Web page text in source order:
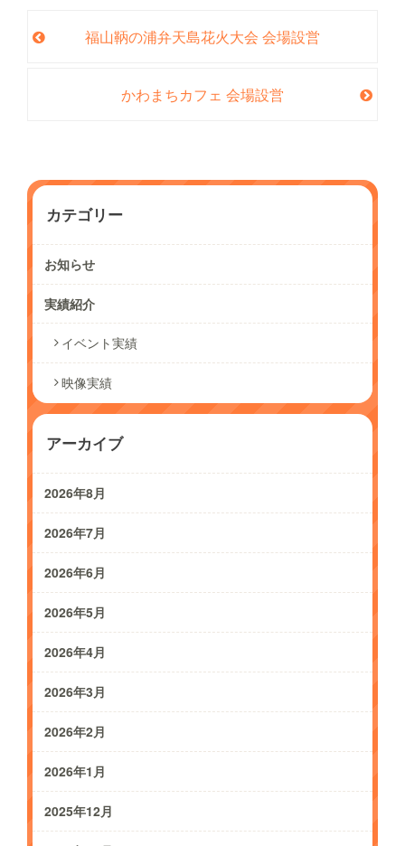
福山鞆の浦弁天島花火大会 会場設営
かわまちカフェ 会場設営
カテゴリー
お知らせ
実績紹介
イベント実績
映像実績
アーカイブ
2026年8月
2026年7月
2026年6月
2026年5月
2026年4月
2026年3月
2026年2月
2026年1月
2025年12月